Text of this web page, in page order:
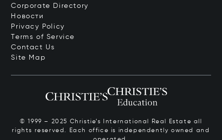
Corporate Directory
Новости
Privacy Policy
Terms of Service
Contact Us
Site Map
© 1999 – 2025 Christie’s International Real Estate all
rights reserved. Each office is independently owned and